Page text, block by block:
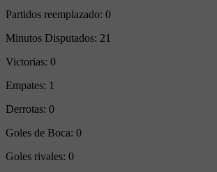
Partidos reemplazado: 0
Minutos Disputados: 21
Victorias: 0
Empates: 1
Derrotas: 0
Goles de Boca: 0
Goles rivales: 0